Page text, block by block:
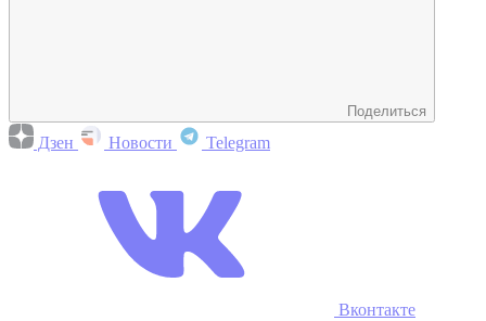
Поделиться
Дзен Новости Telegram
Вконтакте